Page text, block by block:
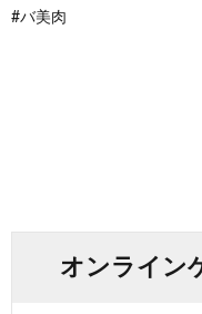
#バ美肉
オンライン